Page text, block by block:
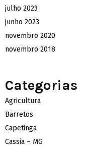
julho 2023
junho 2023
novembro 2020
novembro 2018
Categorias
Agricultura
Barretos
Capetinga
Cassia – MG